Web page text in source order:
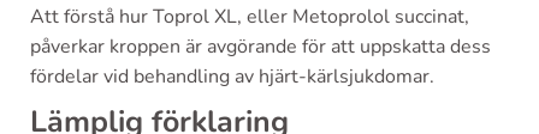
Att förstå hur Toprol XL, eller Metoprolol succinat,
påverkar kroppen är avgörande för att uppskatta dess
fördelar vid behandling av hjärt-kärlsjukdomar.
Lämplig förklaring